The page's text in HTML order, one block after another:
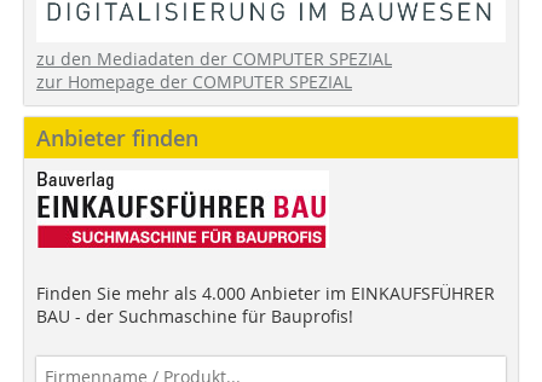
zu den Mediadaten der COMPUTER SPEZIAL
zur Homepage der COMPUTER SPEZIAL
Anbieter finden
Finden Sie mehr als 4.000 Anbieter im EINKAUFSFÜHRER
BAU - der Suchmaschine für Bauprofis!